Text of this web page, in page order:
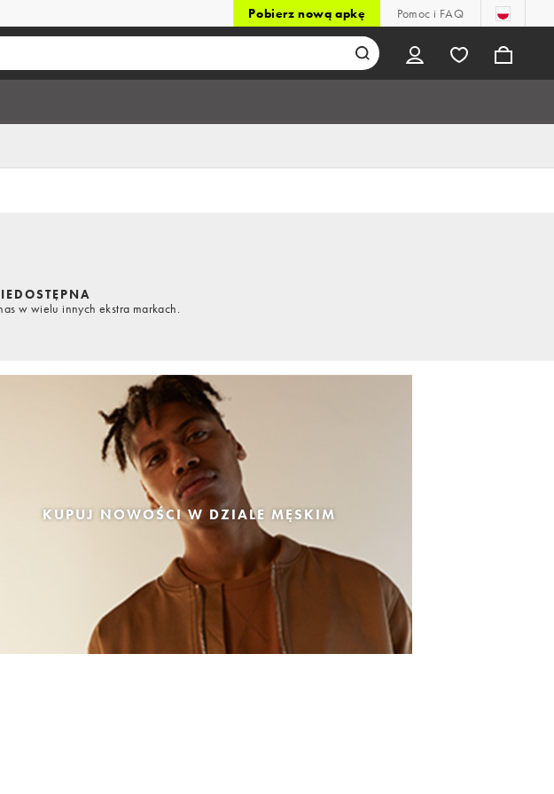
Pobierz nową apkę Pomoc i FAQ
w wielu innych ekstra markach.
KUPUJ NOWOŚCI W DZIALE MĘSKIM